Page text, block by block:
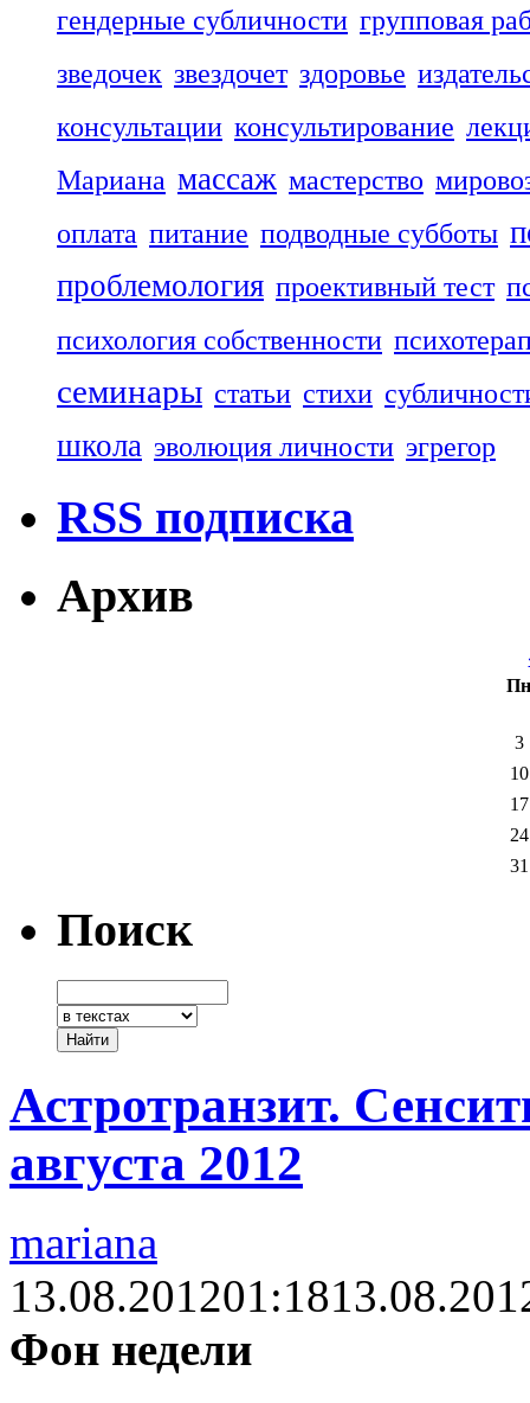
гендерные субличности групповая
зведочек звездочет здоровье
консультации консультирование
Мариана массаж мастерство
оплата питание подводные субботы
проблемология проективный тест
психология собственности
семинары статьи стихи
школа эволюция личности эгрегор
RSS подписка
Архив
3
10
17
24
31
Поиск
Астротранзит.
августа 2012
mariana
13.08.201201:18
Фон недели